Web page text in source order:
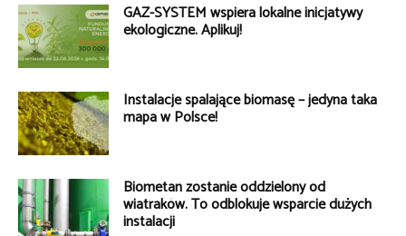
GAZ-SYSTEM wspiera lokalne inicjatywy
ekologiczne. Aplikuj!
Instalacje spalające biomasę – jedyna taka
mapa w Polsce!
Biometan zostanie oddzielony od
wiatraków. To odblokuje wsparcie dużych
instalacji